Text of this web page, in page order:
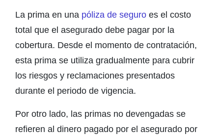
La prima en una póliza de seguro es el costo
total que el asegurado debe pagar por la
cobertura. Desde el momento de contratación,
esta prima se utiliza gradualmente para cubrir
los riesgos y reclamaciones presentados
durante el periodo de vigencia.
Por otro lado, las primas no devengadas se
refieren al dinero pagado por el asegurado por